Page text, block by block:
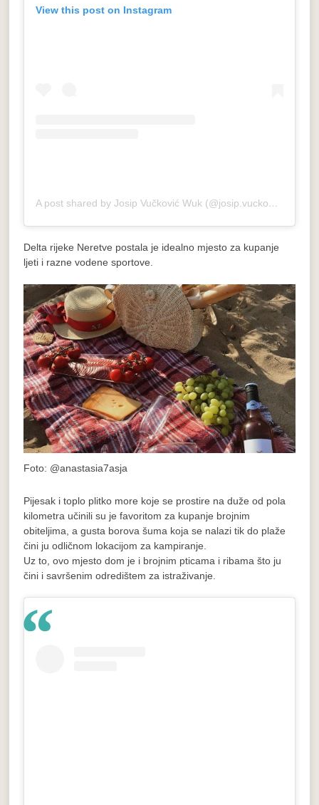
View this post on Instagram
A post shared by Josip Vučković Wuk (@josip.vuckovic.wuk21)
Delta rijeke Neretve postala je idealno mjesto za kupanje
ljeti i razne vodene sportove.
Foto: @anastasia7asja
Pijesak i toplo plitko more koje se prostire na duže od pola
kilometra učinili su je favoritom za kupanje brojnim
obiteljima, a gusta borova šuma koja se nalazi tik do plaže
čini ju odličnom lokacijom za kampiranje.
Uz to, ovo mjesto dom je i brojnim pticama i ribama što ju
čini i savršenim odredištem za istraživanje.